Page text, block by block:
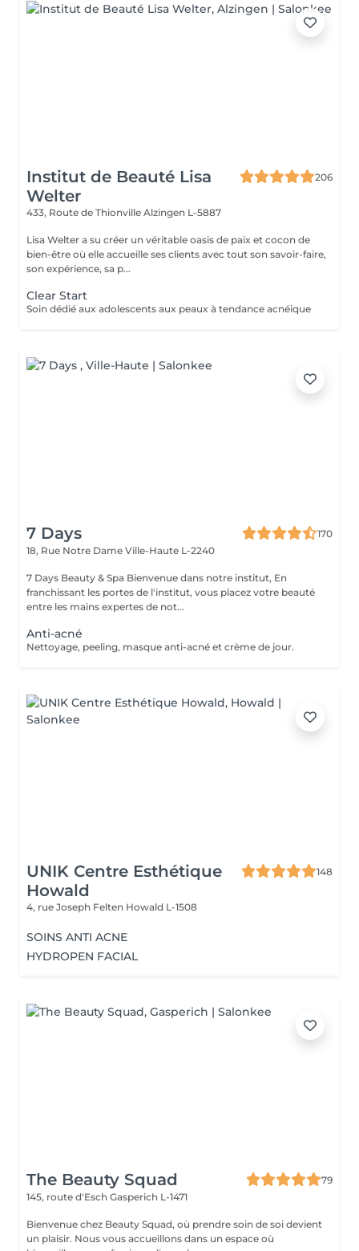
Institut de Beauté Lisa
Welter
206
433, Route de Thionville Alzingen L-5887
Lisa Welter a su créer un véritable oasis de paix et cocon de
bien-être où elle accueille ses clients avec tout son savoir-faire,
son expérience, sa p...
Clear Start
Soin dédié aux adolescents aux peaux à tendance acnéique
7 Days
170
18, Rue Notre Dame Ville-Haute L-2240
7 Days Beauty & Spa Bienvenue dans notre institut, En
franchissant les portes de l'institut, vous placez votre beauté
entre les mains expertes de not...
Anti-acné
Nettoyage, peeling, masque anti-acné et crème de jour.
UNIK Centre Esthétique
Howald
148
4, rue Joseph Felten Howald L-1508
SOINS ANTI ACNE
HYDROPEN FACIAL
The Beauty Squad
79
145, route d'Esch Gasperich L-1471
Bienvenue chez Beauty Squad, où prendre soin de soi devient
un plaisir. Nous vous accueillons dans un espace où